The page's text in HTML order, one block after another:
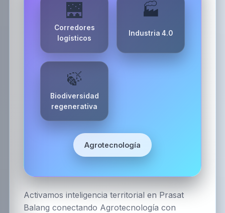
🌉
Corredores
logísticos
🏭
Industria 4.0
🍃
Biodiversidad
regenerativa
Agrotecnología
Activamos inteligencia territorial en Prasat
Balang conectando Agrotecnología con